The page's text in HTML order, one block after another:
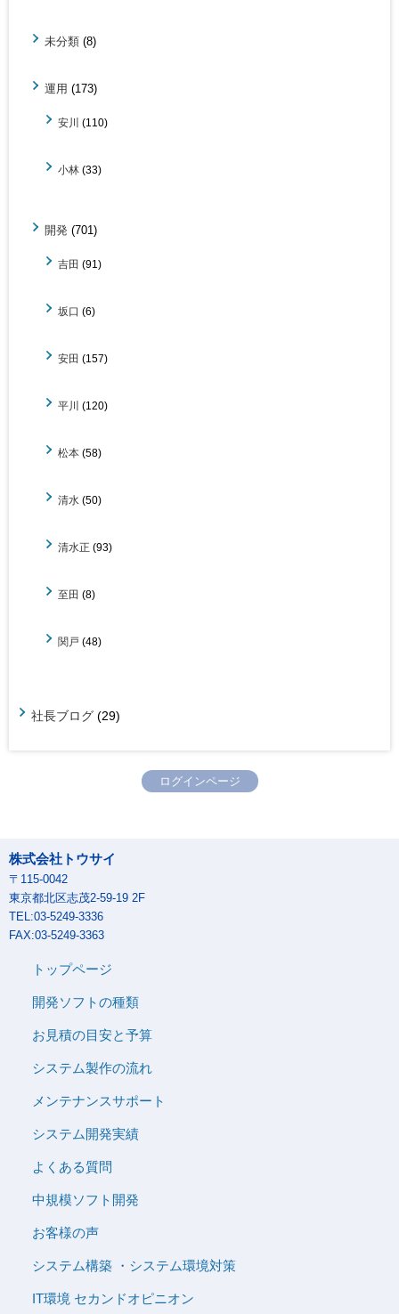
未分類 (8)
運用 (173)
安川 (110)
小林 (33)
開発 (701)
吉田 (91)
坂口 (6)
安田 (157)
平川 (120)
松本 (58)
清水 (50)
清水正 (93)
至田 (8)
関戸 (48)
社長ブログ (29)
ログインページ
株式会社トウサイ
〒115-0042
東京都北区志茂2-59-19 2F
TEL:03-5249-3336
FAX:03-5249-3363
トップページ
開発ソフトの種類
お見積の目安と予算
システム製作の流れ
メンテナンスサポート
システム開発実績
よくある質問
中規模ソフト開発
お客様の声
システム構築 ・システム環境対策
IT環境 セカンドオピニオン